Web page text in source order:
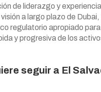
de liderazgo y
a largo plazo de Dubai,
regulatorio apropiado
y progresiva de los
seguir a El